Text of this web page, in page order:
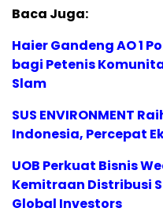
Baca Juga:
Haier Gandeng AO 1
bagi Petenis
Slam
SUS ENVIRONMENT
Indonesia, Percepat
UOB Perkuat Bisnis
Kemitraan Distribusi
Global Investors